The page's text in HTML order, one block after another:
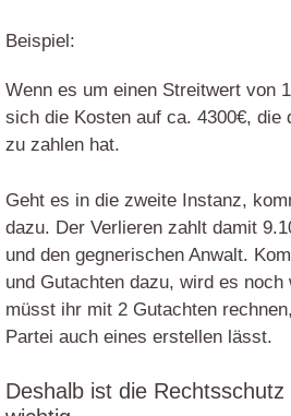
Beispiel:
Wenn es um einen Streitwert von
sich die Kosten auf ca. 4300€, die
zu zahlen hat.
Geht es in die zweite Instanz,
dazu. Der Verlieren zahlt damit
und den gegnerischen Anwalt.
und Gutachten dazu, wird es noch
müsst ihr mit 2 Gutachten
Partei auch eines erstellen lässt.
Deshalb ist die